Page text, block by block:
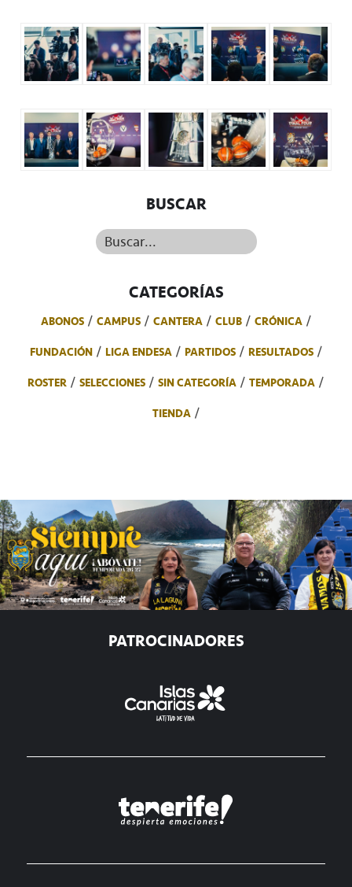
BUSCAR
Buscar...
CATEGORÍAS
ABONOS CAMPUS CANTERA CLUB
CRÓNICA
FUNDACIÓN
LIGA ENDESA PARTIDOS
RESULTADOS
ROSTER
SELECCIONES SIN CATEGORÍA
TEMPORADA
TIENDA
PATROCINADORES